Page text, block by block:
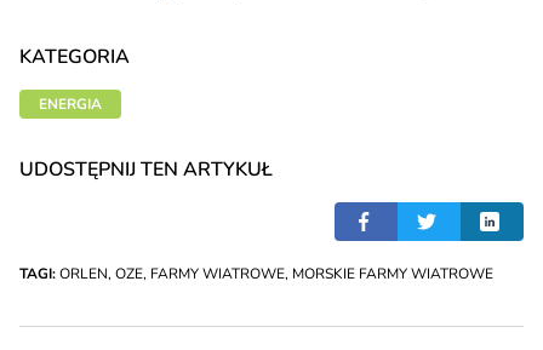
KATEGORIA
ENERGIA
UDOSTĘPNIJ TEN ARTYKUŁ
TAGI:ORLEN, OZE, FARMY WIATROWE, MORSKIE FARMY WIATROWE